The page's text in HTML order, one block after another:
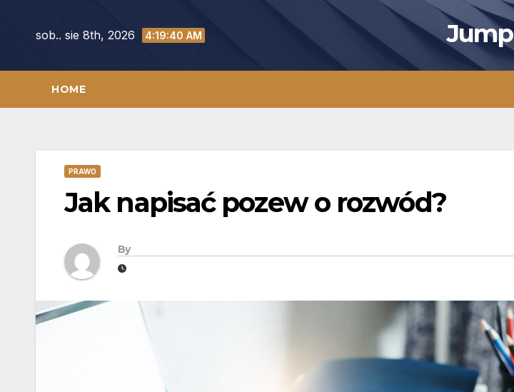
sob.. sie 8th, 2026 4:19:41 AM Jump
HOME
PRAWO
Jak napisać pozew o rozwód?
By